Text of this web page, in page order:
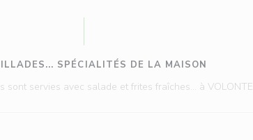
SPÉCIALITÉS DE LA MAISON
sont servies avec salade et frites fraîches... à VOLONTE